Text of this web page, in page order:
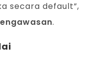
secara default”,
.